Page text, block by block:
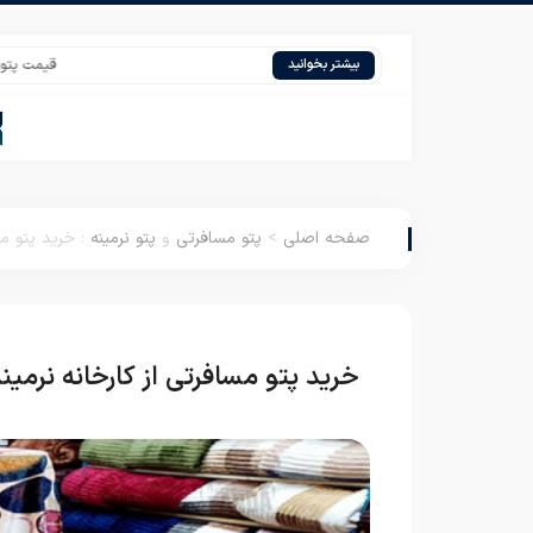
بیشتر بخوانید قیمت پتوی
صفحه اصلی > پتو مسافرتی و پتو نرمینه : خرید پتو
خرید پتو مسافرتی از کارخانه